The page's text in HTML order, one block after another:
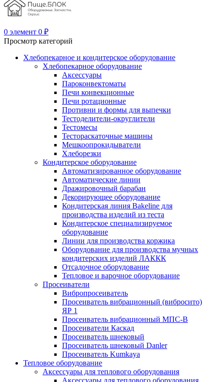
0 элемент 0 ₽
Просмотр категорий
Хлебопекарное и кондитерское оборудование
Хлебопекарное оборудование
Аксессуары
Пароконвектоматы
Печи конвекционные
Печи ротационные
Противни и формы для выпечки
Тестоделители-округлители
Тестомесы
Тестораскаточные машины
Мешкоопрокидыватели
Хлеборезки
Кондитерское оборудование
Автоматизированное оборудование
Автоматические линии
Дражировочный барабан
Декорирующее оборудование
Кондитерская линия Bakeline для
производства изделий из теста
Кондитерское специализируемое
оборудование
Линии для производства коржика
Оборудование для производства мучных
кондитерских изделий ЛАККК
Отсадочное оборудование
Тепловое и варочное оборудование
Просеиватели
Вибропросеиватель
Просеиватель вибрационный (вибросито)
ЯР 1
Просеиватель вибрационный МПС-В
Просеиватели Каскад
Просеиватель шнековый
Просеиватель шнековый Danler
Просеиватель Kumkaya
Тепловое оборудование
Аксессуары для теплового оборудования
Аксессуары для теплового оборудования